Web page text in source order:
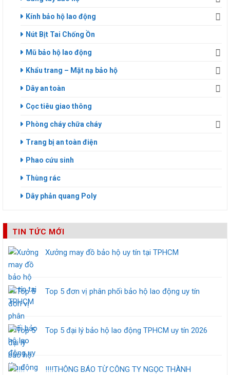
Kính bảo hộ lao động
Nút Bịt Tai Chống Ồn
Mũ bảo hộ lao động
Khẩu trang – Mặt nạ bảo hộ
Dây an toàn
Cọc tiêu giao thông
Phòng cháy chữa cháy
Trang bị an toàn điện
Phao cứu sinh
Thùng rác
Dây phản quang Poly
TIN TỨC MỚI
Xưởng may đồ bảo hộ uy tín tại TPHCM
Top 5 đơn vị phân phối bảo hộ lao động uy tín
Top 5 đại lý bảo hộ lao động TPHCM uy tín 2026
‼️‼️THÔNG BÁO TỪ CÔNG TY NGỌC THÀNH